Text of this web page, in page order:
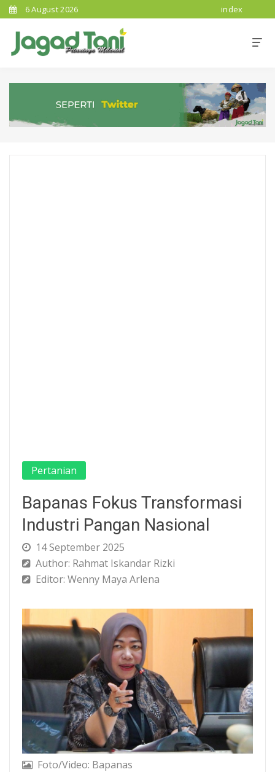
6 August 2026 index
Pertanian
Bapanas Fokus Transformasi
Industri Pangan Nasional
14 September 2025
Author: Rahmat Iskandar Rizki
Editor: Wenny Maya Arlena
Foto/Video: Bapanas